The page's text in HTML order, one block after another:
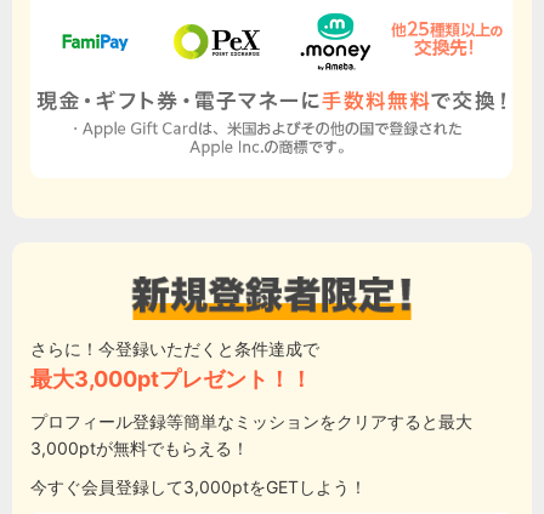
さらに！今登録いただくと条件達成で
最大3,000ptプレゼント！！
プロフィール登録等簡単なミッションをクリアすると最大
3,000ptが無料でもらえる！
今すぐ会員登録して3,000ptをGETしよう！